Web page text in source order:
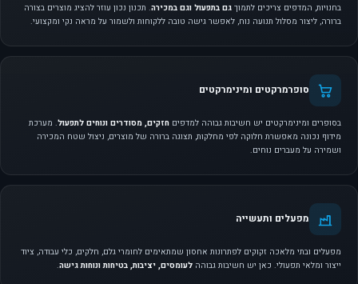
בחנויות, המדפים צריכים לתמוך גם בתפעול וגם במכירה. תכנון נכון עוזר להציג מוצרים בצורה
ברורה, ליצור מסלול תנועה נוח, לאפשר גישה טובה ללקוחות ולשמור על מראה נקי ומקצועי.
סופרמרקטים ומינימרקטים
בסופרים ומינימרקטים יש חשיבות גבוהה למדפים חזקים, מסודרים ונוחים לתפעול. מערכת
מידוף נכונה מאפשרת חלוקה לפי מחלקות, תצוגה ברורה של מוצרים, ניצול שטח המכירה
ושמירה על מעברים נוחים.
מפעלים ותעשייה
מפעלים ובתי מלאכה זקוקים לפתרונות אחסון שמתאימים לחומרי גלם, חלקים, כלי עבודה, ציוד
ייצור ומלאי תפעולי. כאן יש חשיבות גבוהה לעומסים, יציבות, בטיחות ונוחות גישה.